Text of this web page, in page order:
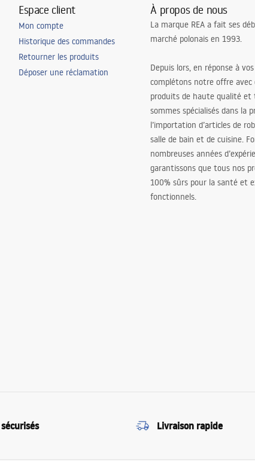
Espace client
Mon compte
Historique des commandes
Retourner les produits
Déposer une réclamation
À propos de nous
La marque REA a fait ses
marché polonais en 1993.
Depuis lors, en réponse à
complétons notre offre avec
produits de haute qualité et
sommes spécialisés dans la
l’importation d’articles de
salle de bain et de cuisine.
nombreuses années
garantissons que tous nos
100% sûrs pour la santé et
fonctionnels.
Livraison rapide